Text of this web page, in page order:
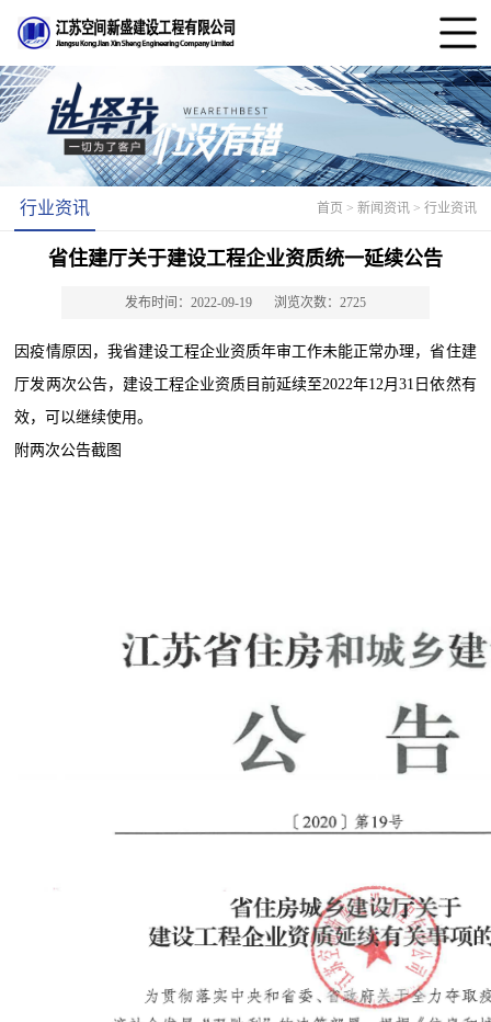
首页 > 新闻资讯 > 行业资讯
行业资讯
省住建厅关于建设工程企业资质统一延续公告
发布时间：2022-09-19 浏览次数：2725
因疫情原因，我省建设工程企业资质年审工作未能正常办理，省住建
厅发两次公告，建设工程企业资质目前延续至2022年12月31日依然有
效，可以继续使用。
附两次公告截图